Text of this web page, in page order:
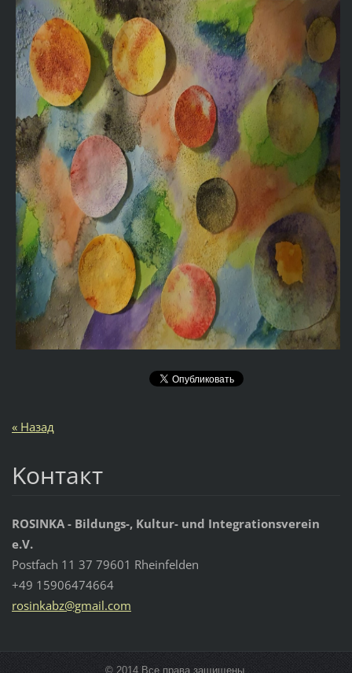
« Назад
Koнтакт
ROSINKA - Bildungs-, Kultur- und Integrationsverein
e.V.
Postfach 11 37 79601 Rheinfelden
+49 15906474664
rosinkabz@gmail.com
© 2014 Все права защищены.